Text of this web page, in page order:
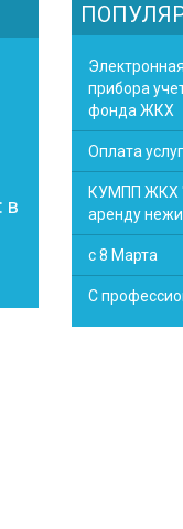
в
прибора
фонда ЖКХ
Оплата услуг
КУМПП ЖКХ
аренду
с 8 Марта
С